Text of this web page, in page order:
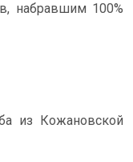
набравшим 100%
из Кожановской